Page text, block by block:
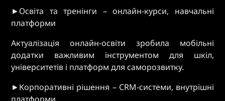
►Освіта та тренінги – онлайн-курси, навчальні
платформи
Актуалізація онлайн-освіти зробила мобільні
додатки важливим інструментом для шкіл,
університетів і платформ для саморозвитку.
►Корпоративні рішення – CRM-системи, внутрішні